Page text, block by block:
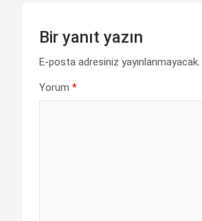
Bir yanıt yazın
E-posta adresiniz yayınlanmayacak.
Yorum *